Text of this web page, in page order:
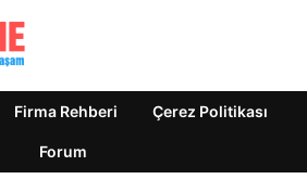
Firma Rehberi Çerez Politikası
Forum